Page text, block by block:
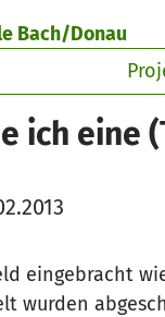
Bach/Donau
ich eine
eingebracht
wurden